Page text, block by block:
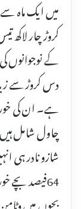
میں ایک ماہ
کروڑ چار
کے نوجوانوں
دس کروڑ سے
ہے۔ ان کی
چاول شامل
شازو نادر ہی